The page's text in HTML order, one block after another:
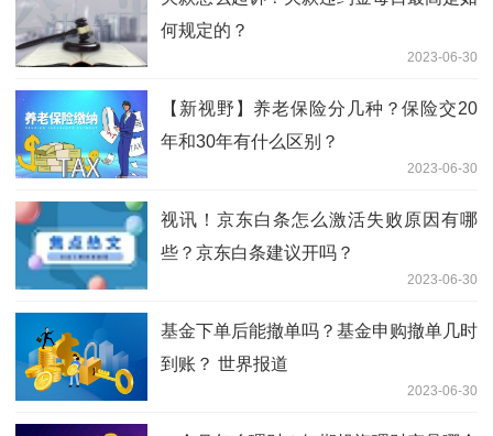
何规定的？
2023-06-30
【新视野】养老保险分几种？保险交20
年和30年有什么区别？
2023-06-30
视讯！京东白条怎么激活失败原因有哪
些？京东白条建议开吗？
2023-06-30
基金下单后能撤单吗？基金申购撤单几时
到账？ 世界报道
2023-06-30